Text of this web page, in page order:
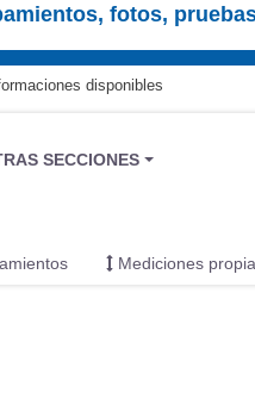
SECCIONES
Mediciones
fotos,
disponibles